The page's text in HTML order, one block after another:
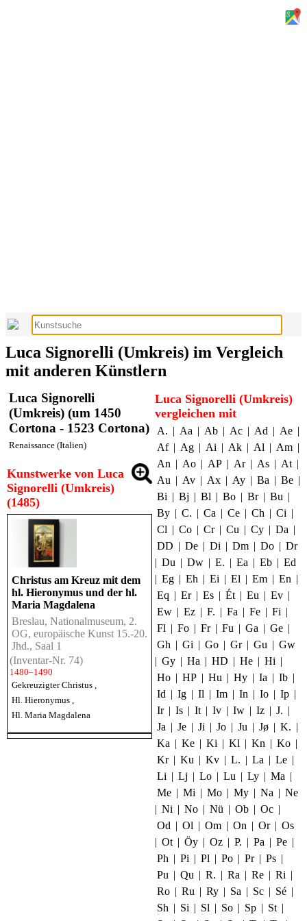
Luca Signorelli (Umkreis) im Vergleich
mit anderen Künstlern
Luca Signorelli
(Umkreis) (um 1450
Cortona - 1523 Cortona)
Renaissance (Italien)
Kunstwerke von Luca
Signorelli (Umkreis)
(1485)
Christus am Kreuz mit dem
hl. Hieronymus und der hl.
Maria Magdalena
Breslau, Nationalmuseum, 2.
OG, europäische Kunst 15.-20.
Jhd., Saal 1
(Inventar-Nr. 74)
1480–1490
Gekreuzigter Christus ,
Hl. Hieronymus ,
Hl. Maria Magdalena
Luca Signorelli (Umkreis)
vergleichen mit
A. | Aa | Ab | Ac | Ad | Ae |
Af | Ag | Ai | Ak | Al | Am |
An | Ao | AP | Ar | As | At |
Au | Av | Ax | Ay | Ba | Be |
Bi | Bj | Bl | Bo | Br | Bu |
By | C. | Ca | Ce | Ch | Ci |
Cl | Co | Cr | Cu | Cy | Da |
DD | De | Di | Dm | Do | Dr
| Du | Dw | E. | Ea | Eb | Ed
| Eg | Eh | Ei | El | Em | En |
Eq | Er | Es | Ét | Eu | Ev |
Ew | Ez | F. | Fa | Fe | Fi |
Fl | Fo | Fr | Fu | Ga | Ge |
Gh | Gi | Go | Gr | Gu | Gw
| Gy | Ha | HD | He | Hi |
Ho | HP | Hu | Hy | Ia | Ib |
Id | Ig | Il | Im | In | Io | Ip |
Ir | Is | It | Iv | Iw | Iz | J. |
Ja | Je | Ji | Jo | Ju | Jø | K. |
Ka | Ke | Ki | Kl | Kn | Ko |
Kr | Ku | Kv | L. | La | Le |
Li | Lj | Lo | Lu | Ly | Ma |
Me | Mi | Mo | My | Na | Ne
| Ni | No | Nü | Ob | Oc |
Od | Ol | Om | On | Or | Os
| Ot | Öy | Oz | P. | Pa | Pe |
Ph | Pi | Pl | Po | Pr | Ps |
Pu | Qu | R. | Ra | Re | Ri |
Ro | Ru | Ry | Sa | Sc | Sé |
Sh | Si | Sl | So | Sp | St |